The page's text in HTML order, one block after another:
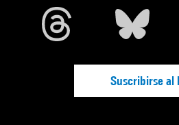
Suscribirse al